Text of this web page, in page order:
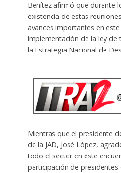
Benítez afirmó que durante
existencia de estas
avances importantes en
implementación de la ley de
la Estrategia Nacional de
Mientras que el presidente
de la JAD, José López,
todo el sector en este
participación de presidentes